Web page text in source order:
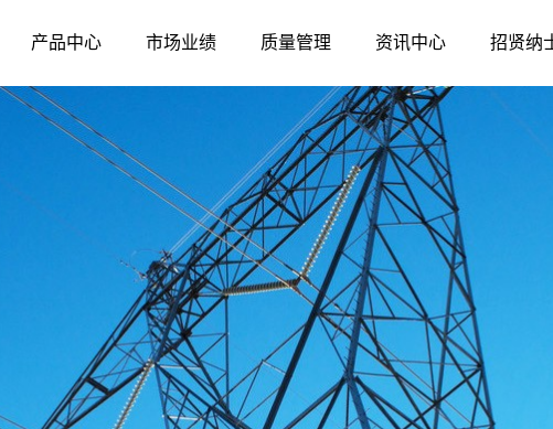
产品中心 市场业绩 质量管理 资讯中心 招贤纳